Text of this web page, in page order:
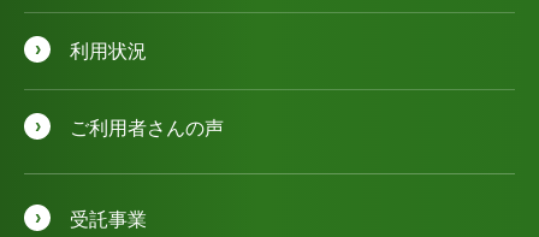
利用状況
ご利用者さんの声
受託事業